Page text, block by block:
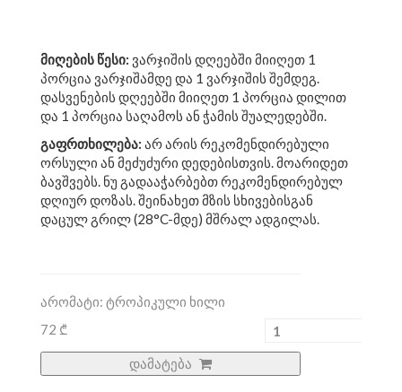
მიღების წესი: ვარჯიშის დღეებში მიიღეთ 1
პორცია ვარჯიშამდე და 1 ვარჯიშის შემდეგ.
დასვენების დღეებში მიიღეთ 1 პორცია დილით
და 1 პორცია საღამოს ან ჭამის შუალედებში.
გაფრთხილება: არ არის რეკომენდირებული
ორსული ან მეძუძური დედებისთვის. მოარიდეთ
ბავშვებს. ნუ გადააჭარბებთ რეკომენდირებულ
დღიურ დოზას. შეინახეთ მზის სხივებისგან
დაცულ გრილ (28°C-მდე) მშრალ ადგილას.
არომატი: ტროპიკული ხილი
72 ₾
დამატება